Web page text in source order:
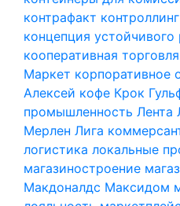
контрафакт контроллинг
концепция устойчивого
кооперативная торговля
Маркет корпоративное
Алексей кофе Крок
промышленность Лента
Мерлен Лига
логистика локальные
магазиностроение
Макдоналдс Максидом